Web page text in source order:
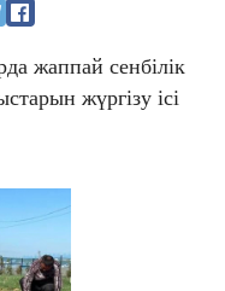
жаппай сенбілік
жүргізу ісі